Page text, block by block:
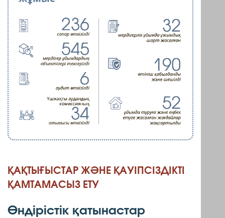
ҚАҚТЫҒЫСТАР ЖӘНЕ ҚАУІПСІЗДІКТІ
ҚАМТАМАСЫЗ ЕТУ
Өндірістік қатынастар